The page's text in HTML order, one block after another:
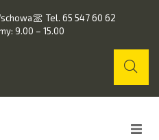
Tel. 65 547 60 62
9.00 – 15.00